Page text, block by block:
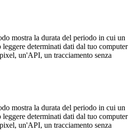
mostra la durata del periodo in cui un
determinati dati dal tuo computer
un'API, un tracciamento senza
mostra la durata del periodo in cui un
determinati dati dal tuo computer
un'API, un tracciamento senza